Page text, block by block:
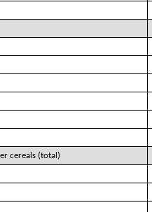
cereals (total)